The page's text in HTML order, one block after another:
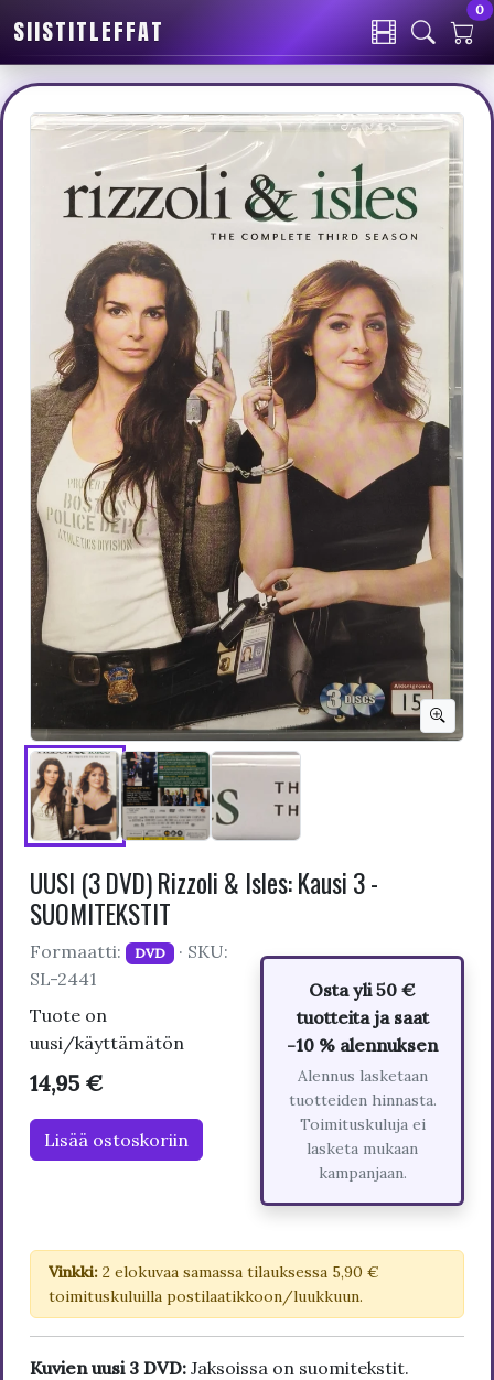
SIISTITLEFFAT
0
UUSI (3 DVD) Rizzoli & Isles: Kausi 3 -
SUOMITEKSTIT
Formaatti: DVD · SKU:
SL-2441
Tuote on
uusi/käyttämätön
14,95 €
Lisää ostoskoriin
Osta yli 50 €
tuotteita ja saat
-10 % alennuksen
Alennus lasketaan
tuotteiden hinnasta.
Toimituskuluja ei
lasketa mukaan
kampanjaan.
Vinkki: 2 elokuvaa samassa tilauksessa 5,90 €
toimituskuluilla postilaatikkoon/luukkuun.
Kuvien uusi 3 DVD: Jaksoissa on suomitekstit.